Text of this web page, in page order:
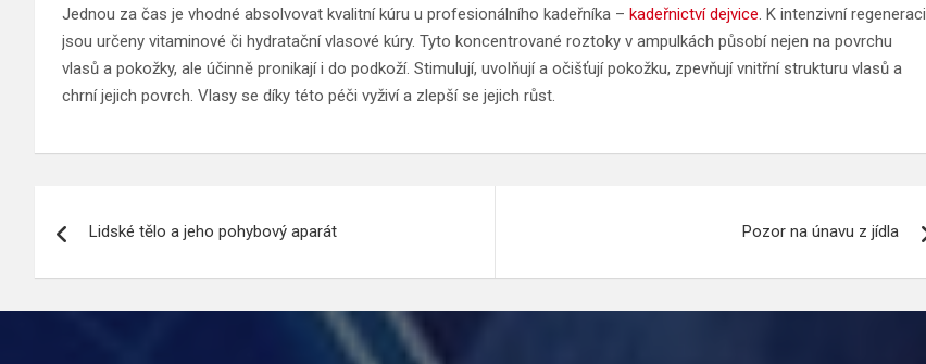
Jednou za čas je vhodné absolvovat kvalitní kúru u profesionálního kadeřníka – kadeřnictví dejvice. K intenzivní regeneraci
jsou určeny vitaminové či hydratační vlasové kúry. Tyto koncentrované roztoky v ampulkách působí nejen na povrchu
vlasů a pokožky, ale účinně pronikají i do podkoží. Stimulují, uvolňují a očišťují pokožku, zpevňují vnitřní strukturu vlasů a
chrní jejich povrch. Vlasy se díky této péči vyživí a zlepší se jejich růst.
pro
Lidské tělo a jeho pohybový aparát Pozor na únavu z jídla